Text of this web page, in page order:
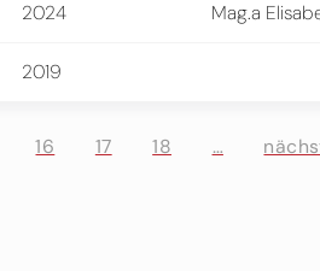
2024 Mag.a
2019
16 17 18 …